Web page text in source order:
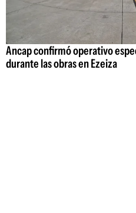
Ancap confirmó operativo
durante las obras en Ezeiza